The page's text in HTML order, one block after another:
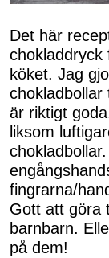
Det här
chokladdryck
köket. Jag
är riktigt
liksom
fingrarna/
Gott att göra
barnbarn.
på dem!